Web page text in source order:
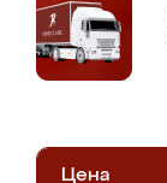
Цена